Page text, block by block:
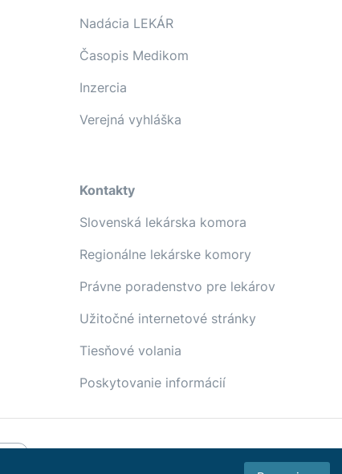
Nadácia LEKÁR
Časopis Medikom
Inzercia
Verejná vyhláška
Kontakty
Slovenská lekárska komora
Regionálne lekárske komory
Právne poradenstvo pre lekárov
Užitočné internetové stránky
Tiesňové volania
Poskytovanie informácií